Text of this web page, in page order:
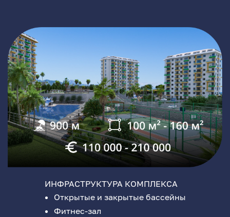
ИНФРАСТРУКТУРА КОМПЛЕКСА
Открытые и закрытые бассейны
Фитнес-зал